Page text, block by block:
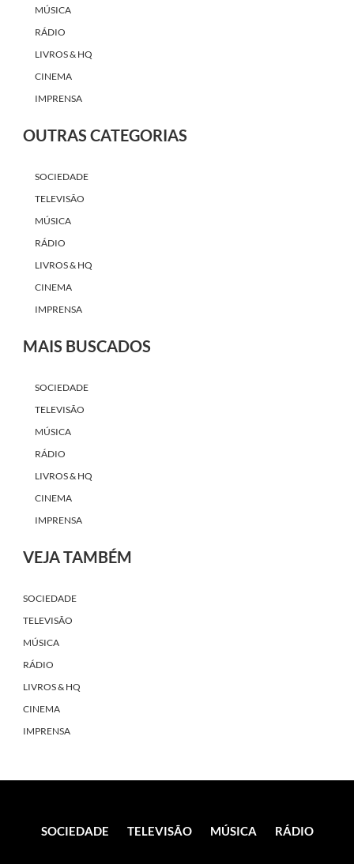
MÚSICA
RÁDIO
LIVROS & HQ
CINEMA
IMPRENSA
OUTRAS CATEGORIAS
SOCIEDADE
TELEVISÃO
MÚSICA
RÁDIO
LIVROS & HQ
CINEMA
IMPRENSA
MAIS BUSCADOS
SOCIEDADE
TELEVISÃO
MÚSICA
RÁDIO
LIVROS & HQ
CINEMA
IMPRENSA
VEJA TAMBÉM
SOCIEDADE
TELEVISÃO
MÚSICA
RÁDIO
LIVROS & HQ
CINEMA
IMPRENSA
SOCIEDADE TELEVISÃO MÚSICA RÁDIO